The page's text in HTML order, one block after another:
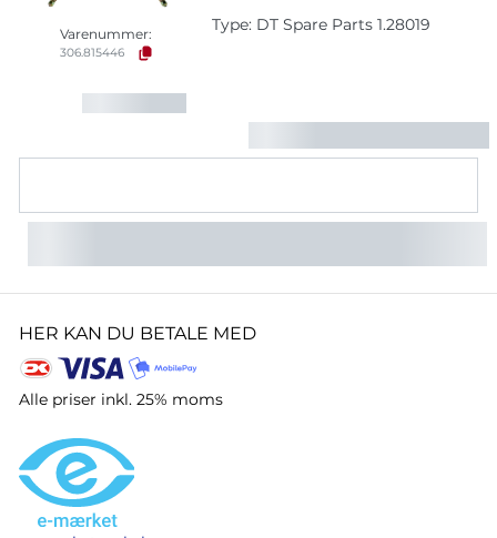
Varenummer:
306.815446
Type: DT Spare Parts 1.28019
HER KAN DU BETALE MED
Alle priser inkl. 25% moms